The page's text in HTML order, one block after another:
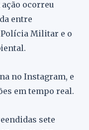
ocorreu
entre
Polícia Militar e o
no Instagram, e
em tempo real.
sete